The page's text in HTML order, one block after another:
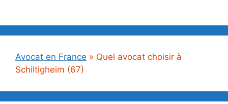
Avocat en France » Quel avocat choisir à
Schiltigheim (67)